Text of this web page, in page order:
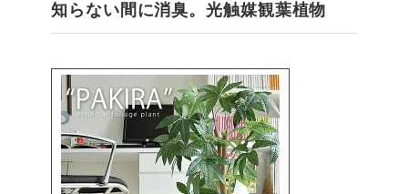
知らない間に消臭。光触媒観葉植物